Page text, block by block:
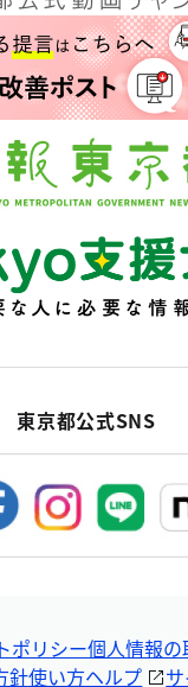
東京都公式SNS
ポリシー個人情報
針使い方ヘルプ